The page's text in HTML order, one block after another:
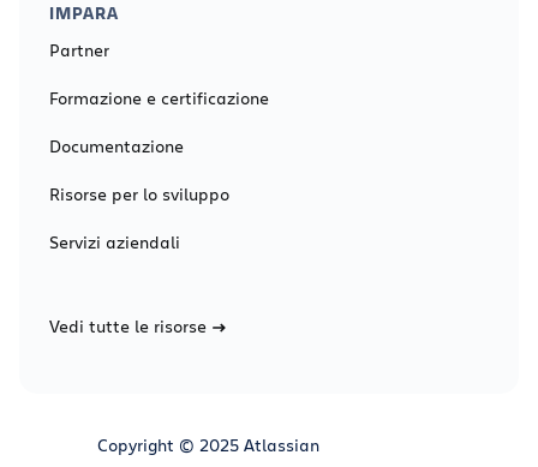
IMPARA
Partner
Formazione e certificazione
Documentazione
Risorse per lo sviluppo
Servizi aziendali
Vedi tutte le risorse
Copyright © 2025 Atlassian